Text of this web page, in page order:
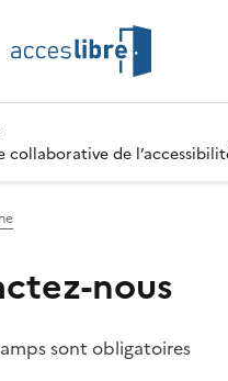
collaborative de
nous
sont obligatoires